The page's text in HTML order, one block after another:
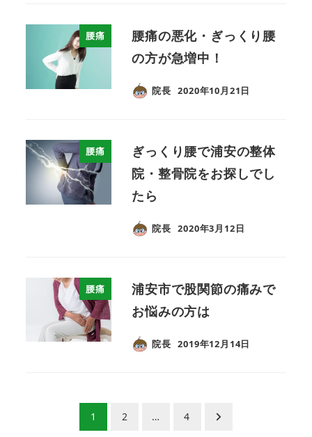
腰痛
腰痛の悪化・ぎっくり腰
の方が急増中！
院長 2020年10月21日
腰痛
ぎっくり腰で浦安の整体
院・整骨院をお探しでし
たら
院長 2020年3月12日
腰痛
浦安市で股関節の痛みで
お悩みの方は
院長 2019年12月14日
1 2 … 4